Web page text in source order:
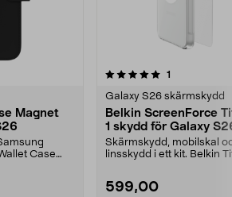
Magnet
Case
1
Galaxy S26 skärmskydd
Belkin ScreenForce
1 skydd för Galaxy
Skärmskydd, mobilskal
linsskydd i ett kit. Belkin
599,00
0.0 av 5 stjärnor